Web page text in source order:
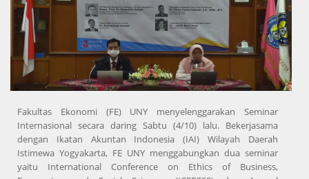
Fakultas Ekonomi (FE) UNY menyelenggarakan Seminar
Internasional secara daring Sabtu (4/10) lalu. Bekerjasama
dengan Ikatan Akuntan Indonesia (IAI) Wilayah Daerah
Istimewa Yogyakarta, FE UNY menggabungkan dua seminar
yaitu International Conference on Ethics of Business,